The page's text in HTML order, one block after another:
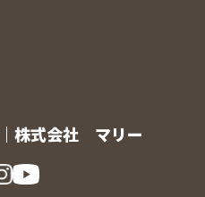
株式会社 マリー